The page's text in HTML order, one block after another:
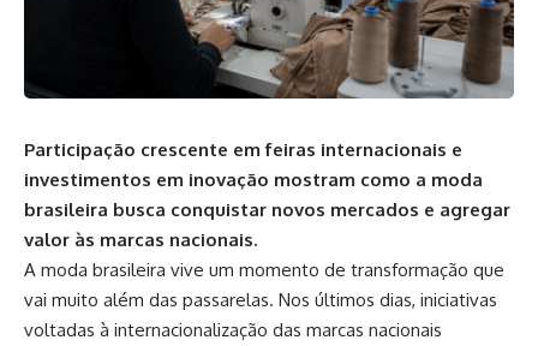
Participação crescente em feiras internacionais e
investimentos em inovação mostram como a moda
brasileira busca conquistar novos mercados e agregar
valor às marcas nacionais.
A moda brasileira vive um momento de transformação que
vai muito além das passarelas. Nos últimos dias, iniciativas
voltadas à internacionalização das marcas nacionais